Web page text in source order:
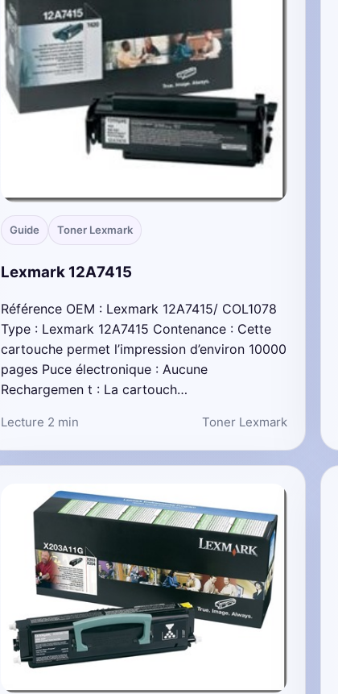
Guide Toner Lexmark
Lexmark 12A7415
Référence OEM : Lexmark 12A7415/ COL1078
Type : Lexmark 12A7415 Contenance : Cette
cartouche permet l’impression d’environ 10000
pages Puce électronique : Aucune
Rechargemen t : La cartouch…
Lecture 2 min Toner Lexmark